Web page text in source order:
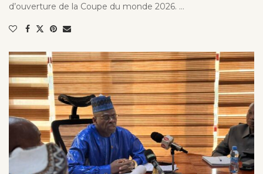
d’ouverture de la Coupe du monde 2026. …